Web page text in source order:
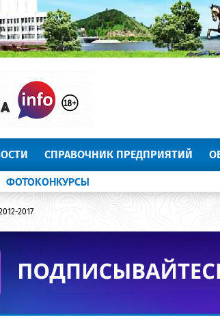
СПРАВОЧНИК ПРЕДПРИЯТИЙ
ФОТОКОНКУРСЫ
2017